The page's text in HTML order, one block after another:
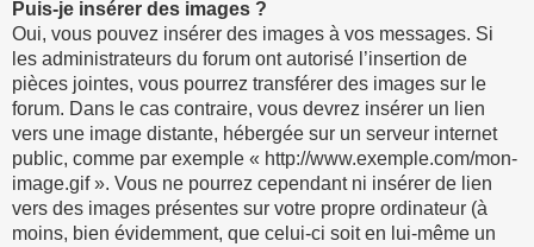
Puis-je insérer des images ?
Oui, vous pouvez insérer des images à vos messages. Si
les administrateurs du forum ont autorisé l’insertion de
pièces jointes, vous pourrez transférer des images sur le
forum. Dans le cas contraire, vous devrez insérer un lien
vers une image distante, hébergée sur un serveur internet
public, comme par exemple « http://www.exemple.com/mon-
image.gif ». Vous ne pourrez cependant ni insérer de lien
vers des images présentes sur votre propre ordinateur (à
moins, bien évidemment, que celui-ci soit en lui-même un